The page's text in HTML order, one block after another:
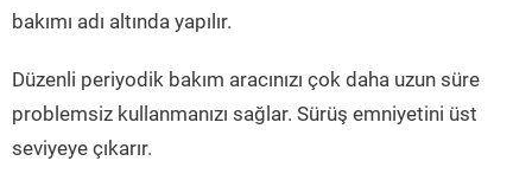
bakımı adı altında yapılır.
Düzenli periyodik bakım aracınızı çok daha uzun süre
problemsiz kullanmanızı sağlar. Sürüş emniyetini üst
seviyeye çıkarır.